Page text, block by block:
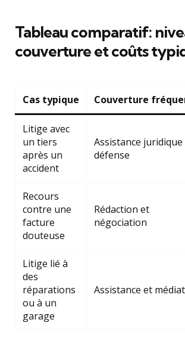
Tableau comparatif:
couverture et coûts
Cas typique Couverture
Litige avec
un tiers
après un
accident
Assistance
défense
Recours
contre une
facture
douteuse
Rédaction et
négociation
Litige lié à
des
réparations
ou à un
garage
Assistance et